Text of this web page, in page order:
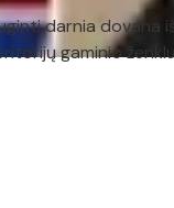
darnia dovana
gaminio